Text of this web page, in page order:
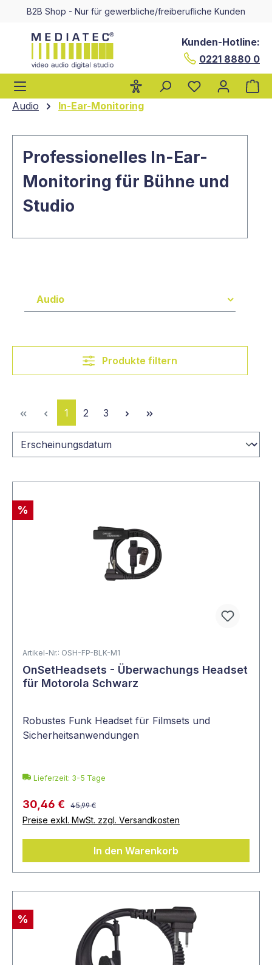
springen
B2B Shop - Nur für gewerbliche/freiberufliche Kunden
Kunden-Hotline:
0221 8880 0
Audio
In-Ear-Monitoring
Professionelles In-Ear-
Monitoring für Bühne und
Studio
Audio
Produkte filtern
Seite
1 Seite
2 Seite
3
%
Artikel-Nr.: OSH-FP-BLK-M1
OnSetHeadsets - Überwachungs Headset
für Motorola Schwarz
Robustes Funk Headset für Filmsets und
Sicherheitsanwendungen
Lieferzeit: 3-5 Tage
30,46 € 45,99 €
Preise exkl. MwSt. zzgl. Versandkosten
In den Warenkorb
%